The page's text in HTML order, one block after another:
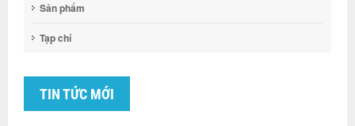
Sản phẩm
Tạp chí
TIN TỨC MỚI